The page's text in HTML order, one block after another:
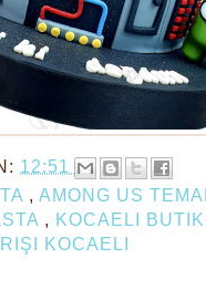
12:51
, AMONG US
, KOCAELI
KOCAELI